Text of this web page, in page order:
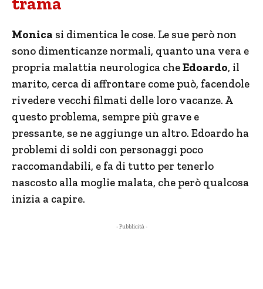
Monica si dimentica le cose. Le sue però non
sono dimenticanze normali, quanto una vera e
propria malattia neurologica cheEdoardo, il
marito, cerca di affrontare come può, facendole
rivedere vecchi filmati delle loro vacanze. A
questo problema, sempre più grave e
pressante, se ne aggiunge un altro. Edoardo ha
problemi di soldi con personaggi poco
raccomandabili, e fa di tutto per tenerlo
nascosto alla moglie malata, che però qualcosa
inizia a capire.
- Pubblicità -